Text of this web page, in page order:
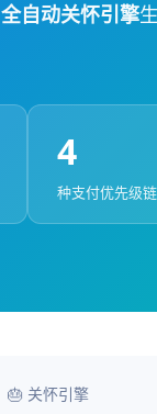
全自动关怀引擎
4
种支付优先级链
🎂 关怀引擎